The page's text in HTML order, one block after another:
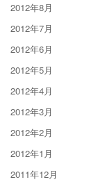
2012年8月
2012年7月
2012年6月
2012年5月
2012年4月
2012年3月
2012年2月
2012年1月
2011年12月